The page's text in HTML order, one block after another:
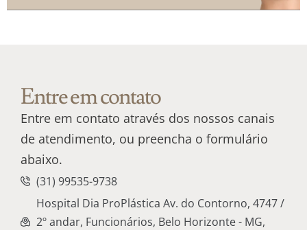
Entre em contato
Entre em contato através dos nossos canais
de atendimento, ou preencha o formulário
abaixo.
(31) 99535-9738
Hospital Dia ProPlástica Av. do Contorno, 4747 /
2º andar, Funcionários, Belo Horizonte - MG,